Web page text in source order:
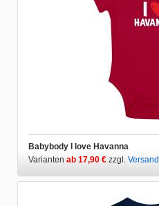
Babybody I love Havanna
Varianten ab 17,90 € zzgl. Versand